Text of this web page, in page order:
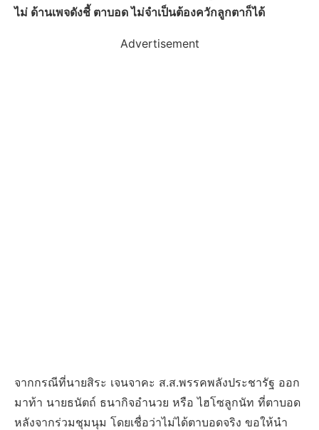
ไม่ ด้านเพจดังชี้ ตาบอด ไม่จำเป็นต้องควักลูกตาก็ได้
Advertisement
จากกรณีที่นายสิระ เจนจาคะ ส.ส.พรรคพลังประชารัฐ ออก
มาท้า นายธนัตถ์ ธนากิจอำนวย หรือ ไฮโซลูกนัท ที่ตาบอด
หลังจากร่วมชุมนุม โดยเชื่อว่าไม่ได้ตาบอดจริง ขอให้นำ